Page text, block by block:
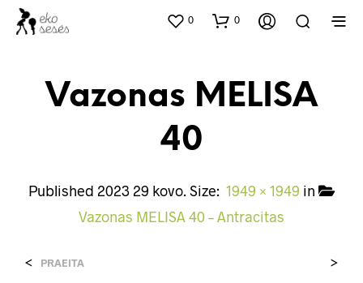
0 0
Vazonas MELISA
40
Published 2023 29 kovo. Size: 1949 × 1949 in
Vazonas MELISA 40 – Antracitas
< PRAEITA >